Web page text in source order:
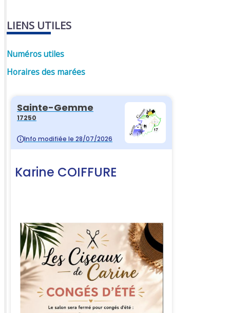
LIENS UTILES
Numéros utiles
Horaires des marées